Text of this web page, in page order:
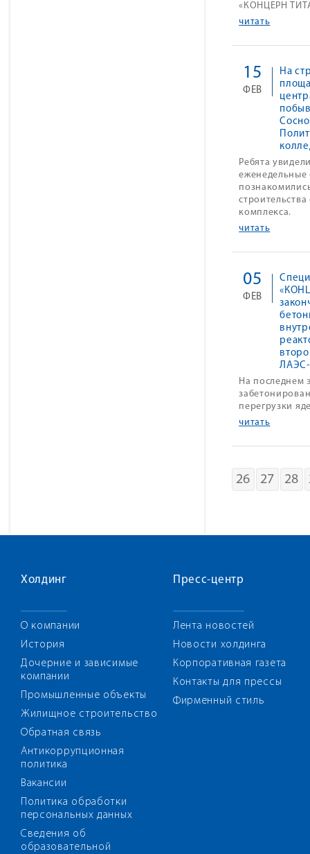
«КОНЦЕРН
читать
На
15
ФЕВ
Ребята
еженедельные
комплекса.
читать
05
ФЕВ
На последнем
перегрузки
читать
26 27 28
Холдинг
О компании
История
Дочерние и зависимые
компании
Промышленные объекты
Жилищное строительство
Обратная связь
Антикоррупционная
политика
Вакансии
Политика обработки
персональных данных
Сведения об
образовательной
Пресс-центр
Лента новостей
Новости холдинга
Корпоративная газета
Контакты для прессы
Фирменный стиль